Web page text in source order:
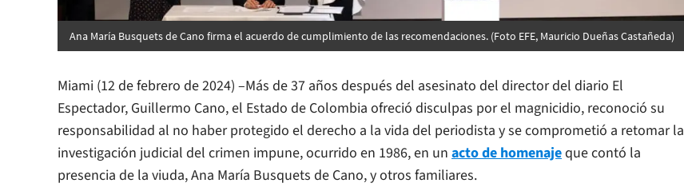
Ana María Busquets de Cano firma el acuerdo de cumplimiento de las recomendaciones. (Foto EFE, Mauricio Dueñas Castañeda)
Miami (12 de febrero de 2024) –Más de 37 años después del asesinato del director del diario El
Espectador, Guillermo Cano, el Estado de Colombia ofreció disculpas por el magnicidio, reconoció su
responsabilidad al no haber protegido el derecho a la vida del periodista y se comprometió a retomar la
investigación judicial del crimen impune, ocurrido en 1986, en un acto de homenajeque contó la
presencia de la viuda, Ana María Busquets de Cano, y otros familiares.